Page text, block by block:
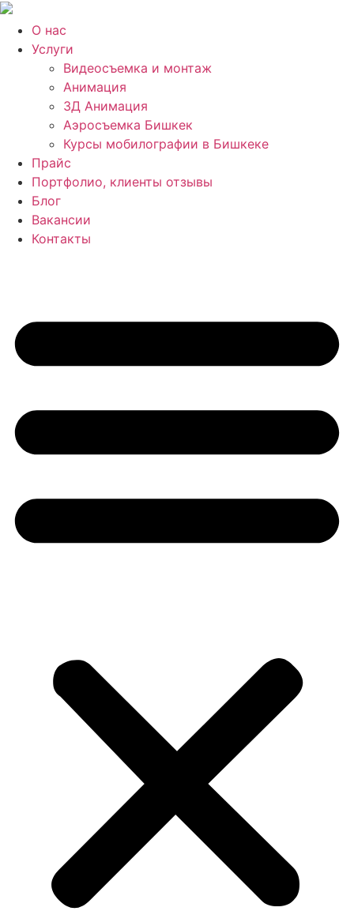
Skip
content
О нас
Услуги
Видеосъемка и монтаж
Анимация
3Д Анимация
Аэросъемка Бишкек
Курсы мобилографии в Бишкеке
Прайс
Портфолио, клиенты отзывы
Блог
Вакансии
Контакты